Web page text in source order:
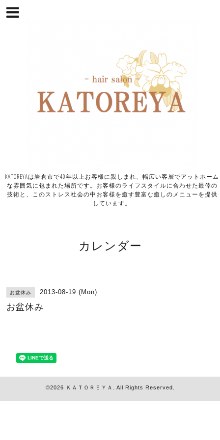
KATOREYAは岩倉市で40年以上お客様に親しまれ、幅広い客層でアットホーム
な雰囲気に包まれた場所です。お客様のライフスタイルに合わせた最倖の
技術と、このストレス社会の中お客様を癒す豊富な癒しのメニューを提供
しています。
カレンダー
お盆休み 2013-08-19 (Mon)
お盆休み
©2026 ＫＡＴＯＲＥＹＡ . All Rights Reserved.